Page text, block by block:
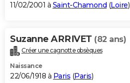
11/02/2001 à Saint-Chamond (Loire)
Suzanne ARRIVET (82 ans)
Créer une cagnotte obsèques
Naissance
22/06/1918 à Paris (Paris)